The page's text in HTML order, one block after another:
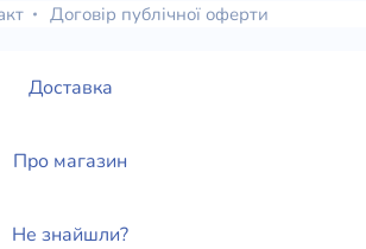
Договір публічної оферти
Доставка
Про магазин
Не знайшли?